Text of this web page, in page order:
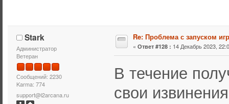
Stark
Администратор
Ветеран
Сообщений: 2230
Karma: 774
support@l2arcana.ru
Re: Проблема с запуском
« Ответ #128 : 14 Декабрь 2023,
В течение
свои